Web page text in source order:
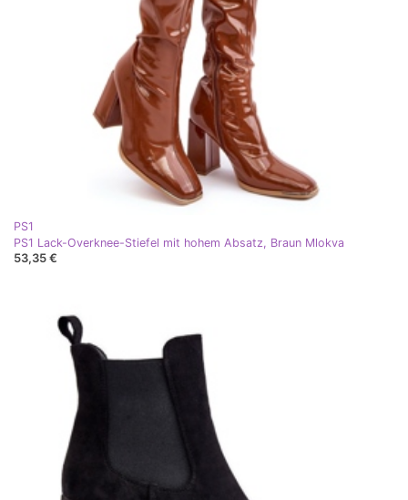
PS1
PS1 Lack-Overknee-Stiefel mit hohem Absatz, Braun Mlokva
53,35 €